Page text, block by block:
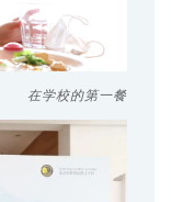
在学校的第一餐